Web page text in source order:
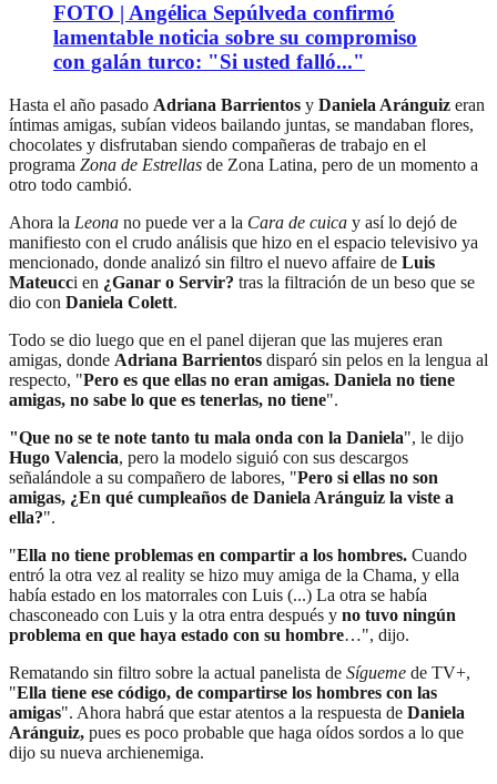
FOTO | Angélica Sepúlveda confirmó
lamentable noticia sobre su compromiso
con galán turco: "Si usted falló..."
Hasta el año pasado Adriana Barrientos y Daniela Aránguiz eran
íntimas amigas, subían videos bailando juntas, se mandaban flores,
chocolates y disfrutaban siendo compañeras de trabajo en el
programa Zona de Estrellas de Zona Latina, pero de un momento a
otro todo cambió.
Ahora la Leona no puede ver a la Cara de cuica y así lo dejó de
manifiesto con el crudo análisis que hizo en el espacio televisivo ya
mencionado, donde analizó sin filtro el nuevo affaire de Luis
Mateucci en ¿Ganar o Servir? tras la filtración de un beso que se
dio con Daniela Colett.
Todo se dio luego que en el panel dijeran que las mujeres eran
amigas, donde Adriana Barrientos disparó sin pelos en la lengua al
respecto, "Pero es que ellas no eran amigas. Daniela no tiene
amigas, no sabe lo que es tenerlas, no tiene".
"Que no se te note tanto tu mala onda con la Daniela", le dijo
Hugo Valencia, pero la modelo siguió con sus descargos
señalándole a su compañero de labores, "Pero si ellas no son
amigas, ¿En qué cumpleaños de Daniela Aránguiz la viste a
ella?".
"Ella no tiene problemas en compartir a los hombres. Cuando
entró la otra vez al reality se hizo muy amiga de la Chama, y ella
había estado en los matorrales con Luis (...) La otra se había
chasconeado con Luis y la otra entra después y no tuvo ningún
problema en que haya estado con su hombre…", dijo.
Rematando sin filtro sobre la actual panelista de Sígueme de TV+,
"Ella tiene ese código, de compartirse los hombres con las
amigas". Ahora habrá que estar atentos a la respuesta de Daniela
Aránguiz, pues es poco probable que haga oídos sordos a lo que
dijo su nueva archienemiga.